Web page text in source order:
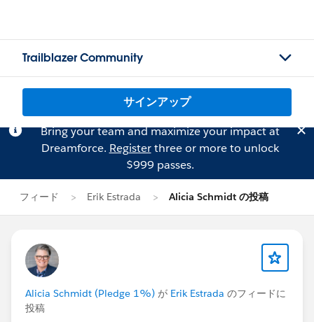
Trailblazer Community
サインアップ
Bring your team and maximize your impact at
Dreamforce. Registerthree or more to unlock
$999 passes.
フィード Erik Estrada Alicia Schmidt の投稿
Alicia Schmidt (Pledge 1%) が Erik Estrada のフィードに
投稿